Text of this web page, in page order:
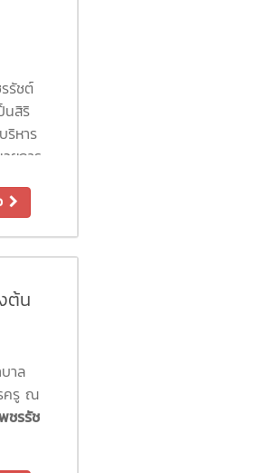
รัชต์
นสิริ
ริหาร
ยการ
โรง
การ
และ
ต้น
าล
ครู ณ
ชรรัช